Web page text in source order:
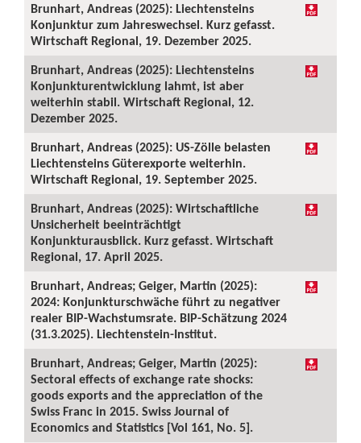
Brunhart, Andreas (2025): Liechtensteins
Konjunktur zum Jahreswechsel. Kurz gefasst.
Wirtschaft Regional, 19. Dezember 2025.
Brunhart, Andreas (2025): Liechtensteins
Konjunkturentwicklung lahmt, ist aber
weiterhin stabil. Wirtschaft Regional, 12.
Dezember 2025.
Brunhart, Andreas (2025): US-Zölle belasten
Liechtensteins Güterexporte weiterhin.
Wirtschaft Regional, 19. September 2025.
Brunhart, Andreas (2025): Wirtschaftliche
Unsicherheit beeinträchtigt
Konjunkturausblick. Kurz gefasst. Wirtschaft
Regional, 17. April 2025.
Brunhart, Andreas; Geiger, Martin (2025):
2024: Konjunkturschwäche führt zu negativer
realer BIP-Wachstumsrate. BIP-Schätzung 2024
(31.3.2025). Liechtenstein-Institut.
Brunhart, Andreas; Geiger, Martin (2025):
Sectoral effects of exchange rate shocks:
goods exports and the appreciation of the
Swiss Franc in 2015. Swiss Journal of
Economics and Statistics [Vol 161, No. 5].